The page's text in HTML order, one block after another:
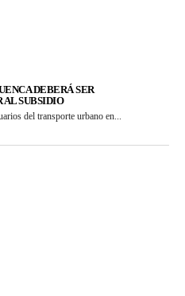
DEBERÁ SER
AL SUBSIDIO
del transporte urbano en...